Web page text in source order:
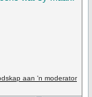
aan 'n moderator